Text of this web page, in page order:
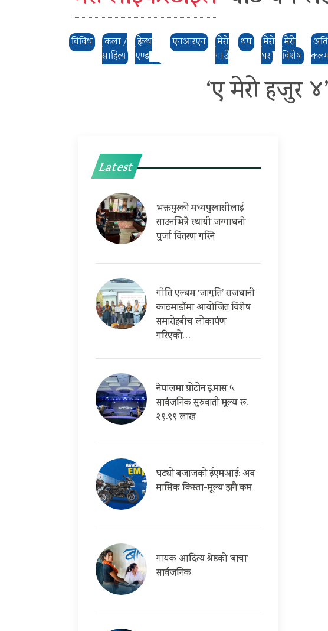
विविध
कला /
साहित्य
हेल्थ
एण्ड
एनआरएन
मेरो
गाउँ
ठाउँ
थप
मेरो
घर
मेरो
विशेष
‘ए मेरो हजुर
Latest
भक्तपुरको मध्यपुरबासीलाई
साउनभित्रै स्थायी जग्गाधनी
पुर्जा वितरण गरिने
गीति एल्बम ‘जागृति’ राजधानी
काठमाडौंमा आयोजित विशेष
समारोहबीच लोकार्पण
गरिएको…
नेपालमा प्रोटोन इ.मास ५
सार्वजनिक सुरुवाती मूल्य रू.
२९.९९ लाख
घट्यो बजाजको ईएमआई: अब
मासिक किस्ता-मूल्य झनै कम
गायक आदित्य श्रेष्ठको ‘बाचा’
सार्वजनिक